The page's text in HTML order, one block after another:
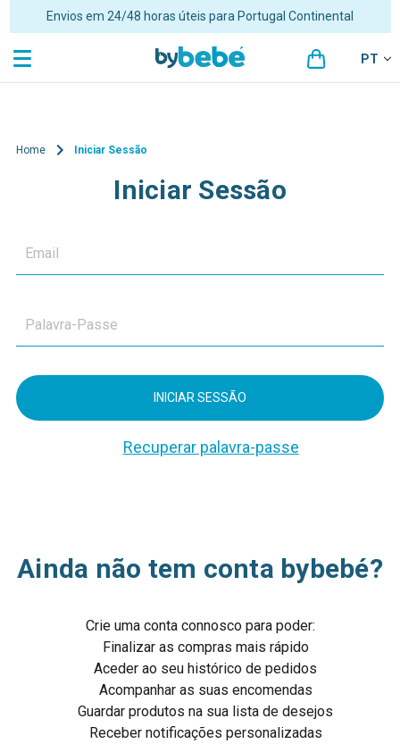
Envios em 24/48 horas úteis para Portugal Continental
PT
Home Iniciar Sessão
Iniciar Sessão
Recuperar palavra-passe
Ainda não tem conta bybebé?
Crie uma conta connosco para poder:
Finalizar as compras mais rápido
Aceder ao seu histórico de pedidos
Acompanhar as suas encomendas
Guardar produtos na sua lista de desejos
Receber notificações personalizadas